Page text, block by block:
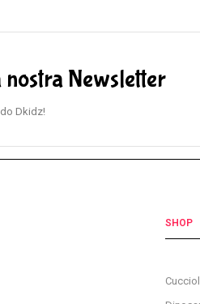
Newsletter
Dkidz!
SHOP